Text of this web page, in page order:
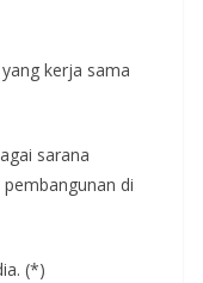
kerja sama
sarana
di
(*)